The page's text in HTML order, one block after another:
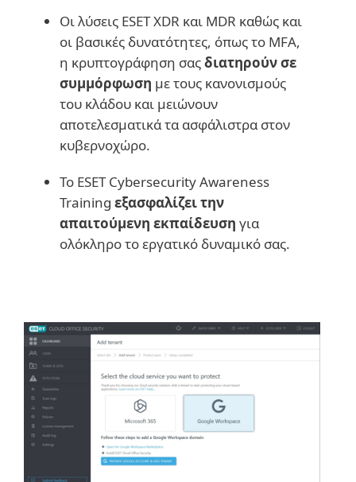
Οι λύσεις ESET XDR και MDR καθώς και
οι βασικές δυνατότητες, όπως το MFA,
η κρυπτογράφηση σαςδιατηρούν σε
συμμόρφωση με τους κανονισμούς
του κλάδου και μειώνουν
αποτελεσματικά τα ασφάλιστρα στον
κυβερνοχώρο.
Το ESET Cybersecurity Awareness
Training εξασφαλίζει την
απαιτούμενη εκπαίδευση για
ολόκληρο το εργατικό δυναμικό σας.